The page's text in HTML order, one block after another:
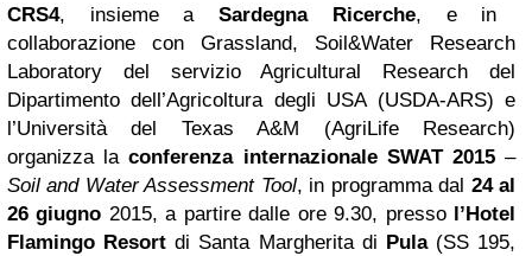
CRS4, insieme a SardegnaRicerche, e in
collaborazione con Grassland, Soil&Water Research
Laboratory del servizio Agricultural Research del
Dipartimento dell’Agricoltura degli USA (USDA-ARS) e
l’Università del Texas A&M (AgriLife Research)
organizza laconferenza internazionale SWAT 2015–
Soil and Water Assessment Tool, in programma dal 24 al
26 giugno 2015, a partire dalle ore 9.30, presso l’Hotel
Flamingo Resort di Santa Margherita di Pula(SS 195,